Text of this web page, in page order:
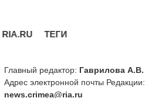
RIA.RU ТЕГИ
Главный редактор: Гаврилова А.В.
Адрес электронной почты Редакции:
news.crimea@ria.ru